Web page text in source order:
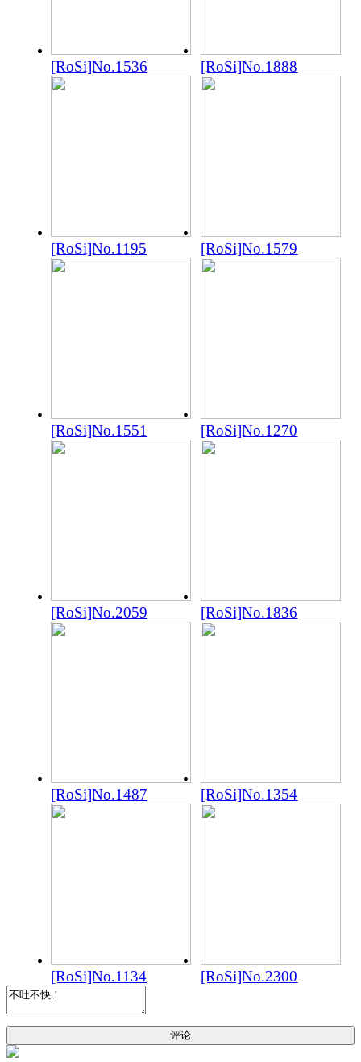
[RoSi]No.1536 [RoSi]No.1888
[RoSi]No.1195 [RoSi]No.1579
[RoSi]No.1551 [RoSi]No.1270
[RoSi]No.2059 [RoSi]No.1836
[RoSi]No.1487 [RoSi]No.1354
[RoSi]No.1134 [RoSi]No.2300
评论